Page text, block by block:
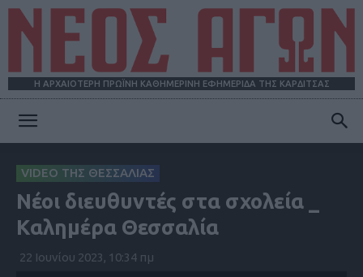
Η ΑΡΧΑΙΟΤΕΡΗ ΠΡΩΪΝΗ ΚΑΘΗΜΕΡΙΝΗ ΕΦΗΜΕΡΙΔΑ ΤΗΣ ΚΑΡΔΙΤΣΑΣ
ΑΓΩΝ
VIDEO ΤΗΣ ΘΕΣΣΑΛΙΑΣ
Νέοι διευθυντές στα σχολεία _
Καλημέρα Θεσσαλία
22 Ιουνίου 2023, 10:34 πμ